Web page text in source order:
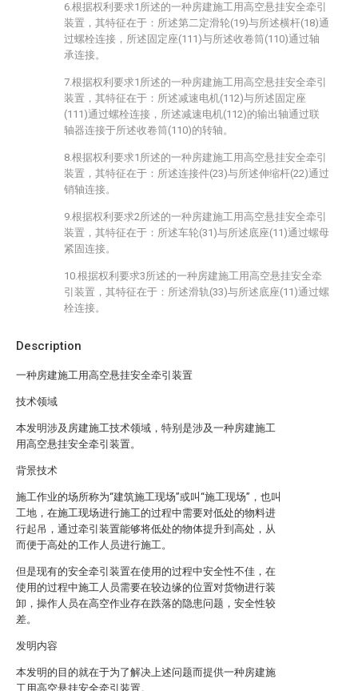
Description
一种房建施工用高空悬挂安全牵引装置
技术领域
本发明涉及房建施工技术领域，特别是涉及一种房建施工
用高空悬挂安全牵引装置。
背景技术
施工作业的场所称为“建筑施工现场”或叫“施工现场”，也叫
工地，在施工现场进行施工的过程中需要对低处的物料进
行起吊，通过牵引装置能够将低处的物体提升到高处，从
而便于高处的工作人员进行施工。
但是现有的安全牵引装置在使用的过程中安全性不佳，在
使用的过程中施工人员需要在较边缘的位置对货物进行装
卸，操作人员在高空作业存在跌落的隐患问题，安全性较
差。
发明内容
本发明的目的就在于为了解决上述问题而提供一种房建施
工用高空悬挂安全牵引装置。
6.根据权利要求1所述的一种房建施工用高空悬挂安全牵引
装置，其特征在于：所述第二定滑轮(19)与所述横杆(18)通
过螺栓连接，所述固定座(111)与所述收卷筒(110)通过轴
承连接。
7.根据权利要求1所述的一种房建施工用高空悬挂安全牵引
装置，其特征在于：所述减速电机(112)与所述固定座
(111)通过螺栓连接，所述减速电机(112)的输出轴通过联
轴器连接于所述收卷筒(110)的转轴。
8.根据权利要求1所述的一种房建施工用高空悬挂安全牵引
装置，其特征在于：所述连接件(23)与所述伸缩杆(22)通过
销轴连接。
9.根据权利要求2所述的一种房建施工用高空悬挂安全牵引
装置，其特征在于：所述车轮(31)与所述底座(11)通过螺母
紧固连接。
10.根据权利要求3所述的一种房建施工用高空悬挂安全牵
引装置，其特征在于：所述滑轨(33)与所述底座(11)通过螺
栓连接。